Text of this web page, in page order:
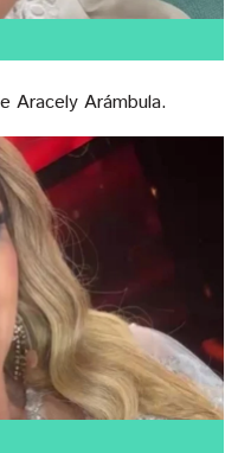
Aracely Arámbula.